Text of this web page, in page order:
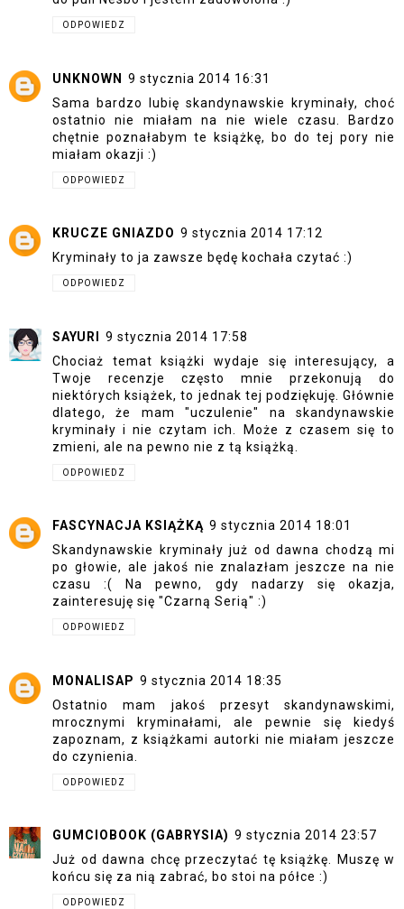
ODPOWIEDZ
UNKNOWN 9 stycznia 2014 16:31
Sama bardzo lubię skandynawskie kryminały, choć
ostatnio nie miałam na nie wiele czasu. Bardzo
chętnie poznałabym te książkę, bo do tej pory nie
miałam okazji :)
ODPOWIEDZ
KRUCZE GNIAZDO 9 stycznia 2014 17:12
Kryminały to ja zawsze będę kochała czytać :)
ODPOWIEDZ
SAYURI 9 stycznia 2014 17:58
Chociaż temat książki wydaje się interesujący, a
Twoje recenzje często mnie przekonują do
niektórych książek, to jednak tej podziękuję. Głównie
dlatego, że mam "uczulenie" na skandynawskie
kryminały i nie czytam ich. Może z czasem się to
zmieni, ale na pewno nie z tą książką.
ODPOWIEDZ
FASCYNACJA KSIĄŻKĄ 9 stycznia 2014 18:01
Skandynawskie kryminały już od dawna chodzą mi
po głowie, ale jakoś nie znalazłam jeszcze na nie
czasu :( Na pewno, gdy nadarzy się okazja,
zainteresuję się "Czarną Serią" :)
ODPOWIEDZ
MONALISAP 9 stycznia 2014 18:35
Ostatnio mam jakoś przesyt skandynawskimi,
mrocznymi kryminałami, ale pewnie się kiedyś
zapoznam, z książkami autorki nie miałam jeszcze
do czynienia.
ODPOWIEDZ
GUMCIOBOOK (GABRYSIA) 9 stycznia 2014 23:57
Już od dawna chcę przeczytać tę książkę. Muszę w
końcu się za nią zabrać, bo stoi na półce :)
ODPOWIEDZ